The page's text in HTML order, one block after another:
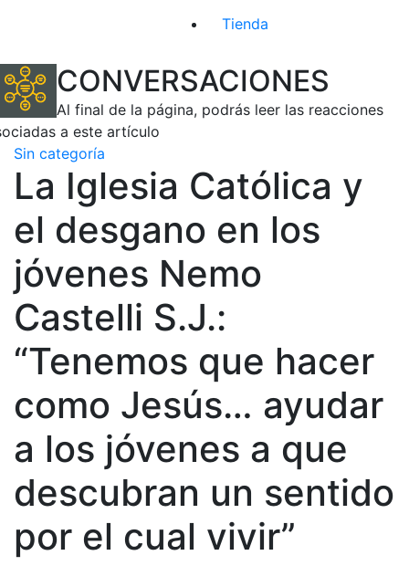
Tienda
CONVERSACIONES
Al final de la página, podrás leer las reacciones
a este artículo
Sin categoría
La Iglesia Católica y
el desgano en los
jóvenes Nemo
Castelli S.J.:
“Tenemos que hacer
como Jesús… ayudar
a los jóvenes a que
descubran un sentido
por el cual vivir”